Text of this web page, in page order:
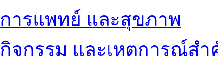
การแพทย์ และสุขภาพ
กิจกรรม และเหตุการณ์ส